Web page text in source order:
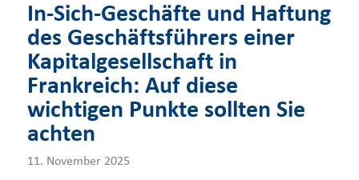
In-Sich-Geschäfte und Haftung
des Geschäftsführers einer
Kapitalgesellschaft in
Frankreich: Auf diese
wichtigen Punkte sollten Sie
achten
11. November 2025